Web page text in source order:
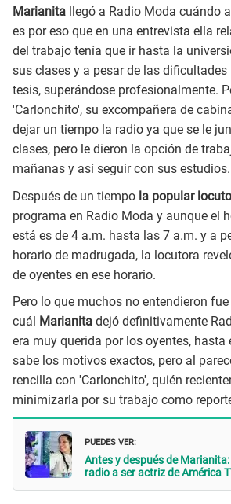
Marianita llegó a Radio Moda cuándo
es por eso que en una entrevista ella
del trabajo tenía que ir hasta la
sus clases y a pesar de las dificultades
tesis, superándose profesionalmente.
'Carlonchito', su excompañera de
dejar un tiempo la radio ya que se le
clases, pero le dieron la opción de
mañanas y así seguir con sus estudios.
Después de un tiempo la popular
programa en Radio Moda y aunque el
está es de 4 a.m. hasta las 7 a.m. y a
horario de madrugada, la locutora
de oyentes en ese horario.
Pero lo que muchos no entendieron
cuál Marianita dejó definitivamente
era muy querida por los oyentes, hasta
sabe los motivos exactos, pero al
rencilla con 'Carlonchito', quién
minimizarla por su trabajo como
PUEDES VER:
Antes y después de
radio a ser actriz de América